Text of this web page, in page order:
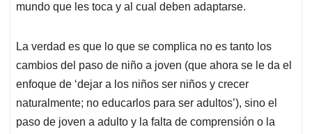
mundo que les toca y al cual deben adaptarse.
La verdad es que lo que se complica no es tanto los
cambios del paso de niño a joven (que ahora se le da el
enfoque de ‘dejar a los niños ser niños y crecer
naturalmente; no educarlos para ser adultos’), sino el
paso de joven a adulto y la falta de comprensión o la